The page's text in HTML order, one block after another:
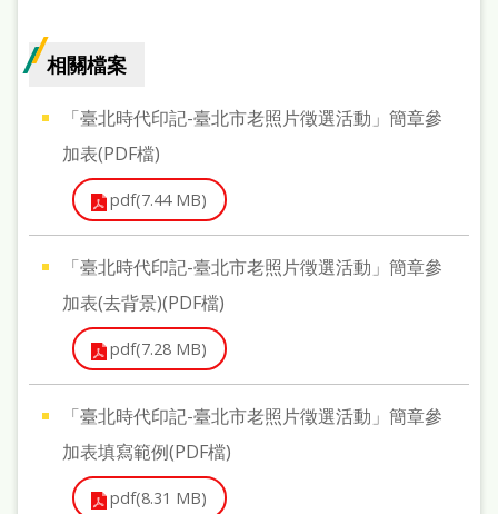
網
童
見
相關檔案
「臺北時代印記-臺北市老照片徵選活動」簡章參
加表(PDF檔)
pdf(7.44 MB)
「臺北時代印記-臺北市老照片徵選活動」簡章參
加表(去背景)(PDF檔)
pdf(7.28 MB)
「臺北時代印記-臺北市老照片徵選活動」簡章參
加表填寫範例(PDF檔)
pdf(8.31 MB)